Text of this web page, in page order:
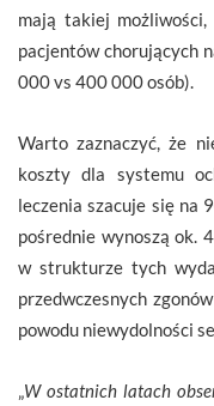
mają takiej
pacjentów chorujących
000 vs 400 000 osób).
Warto zaznaczyć, że
koszty dla systemu
leczenia szacuje się na
pośrednie wynoszą ok.
w strukturze tych
przedwczesnych
powodu niewydolności
W ostatnich latach